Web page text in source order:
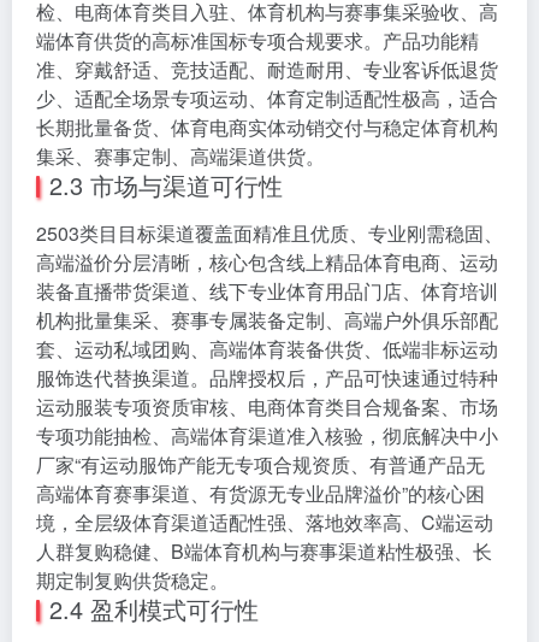
检、电商体育类目入驻、体育机构与赛事集采验收、高
端体育供货的高标准国标专项合规要求。产品功能精
准、穿戴舒适、竞技适配、耐造耐用、专业客诉低退货
少、适配全场景专项运动、体育定制适配性极高，适合
长期批量备货、体育电商实体动销交付与稳定体育机构
集采、赛事定制、高端渠道供货。
2.3 市场与渠道可行性
2503类目目标渠道覆盖面精准且优质、专业刚需稳固、
高端溢价分层清晰，核心包含线上精品体育电商、运动
装备直播带货渠道、线下专业体育用品门店、体育培训
机构批量集采、赛事专属装备定制、高端户外俱乐部配
套、运动私域团购、高端体育装备供货、低端非标运动
服饰迭代替换渠道。品牌授权后，产品可快速通过特种
运动服装专项资质审核、电商体育类目合规备案、市场
专项功能抽检、高端体育渠道准入核验，彻底解决中小
厂家“有运动服饰产能无专项合规资质、有普通产品无
高端体育赛事渠道、有货源无专业品牌溢价”的核心困
境，全层级体育渠道适配性强、落地效率高、C端运动
人群复购稳健、B端体育机构与赛事渠道粘性极强、长
期定制复购供货稳定。
2.4 盈利模式可行性